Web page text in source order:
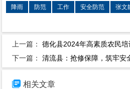
降雨 防范 工作 安全防范 张文
上一篇：德化县2024年高素质农民
下一篇：清流县：抢修保障，筑牢安
 相关文章